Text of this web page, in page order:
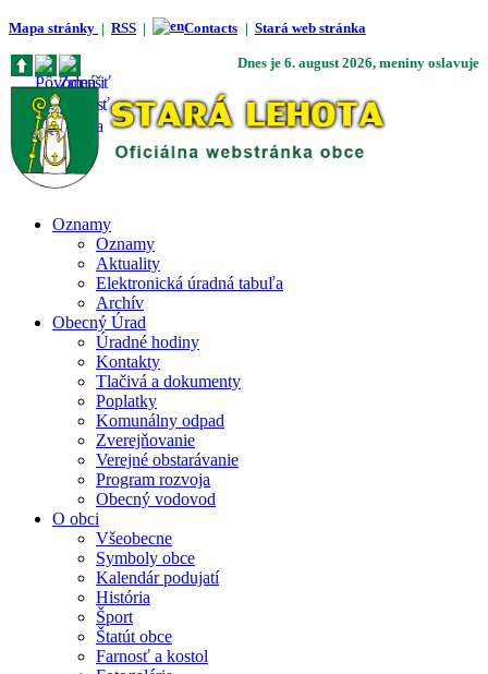
Mapa stránky | RSS | Contacts | Stará web stránka
Dnes je 6. august 2026, meniny oslavuje
Oznamy
Oznamy
Aktuality
Elektronická úradná tabuľa
Archív
Obecný Úrad
Úradné hodiny
Kontakty
Tlačivá a dokumenty
Poplatky
Komunálny odpad
Zverejňovanie
Verejné obstarávanie
Program rozvoja
Obecný vodovod
O obci
Všeobecne
Symboly obce
Kalendár podujatí
História
Šport
Štatút obce
Farnosť a kostol